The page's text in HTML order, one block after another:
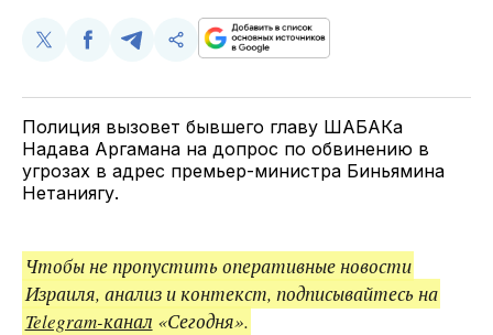
Поделиться
Twitter
Поделиться
Facebook
Поделиться
Telegram
Скопируйте
поделитесь
ссылкой
Полиция вызовет бывшего главу ШАБАКа
Надава Аргамана на допрос по обвинению в
угрозах в адрес премьер-министра Биньямина
Нетаниягу.
Чтобы не пропустить оперативные новости
Израиля, анализ и контекст, подписывайтесь на
Telegram-канал «Сегодня».